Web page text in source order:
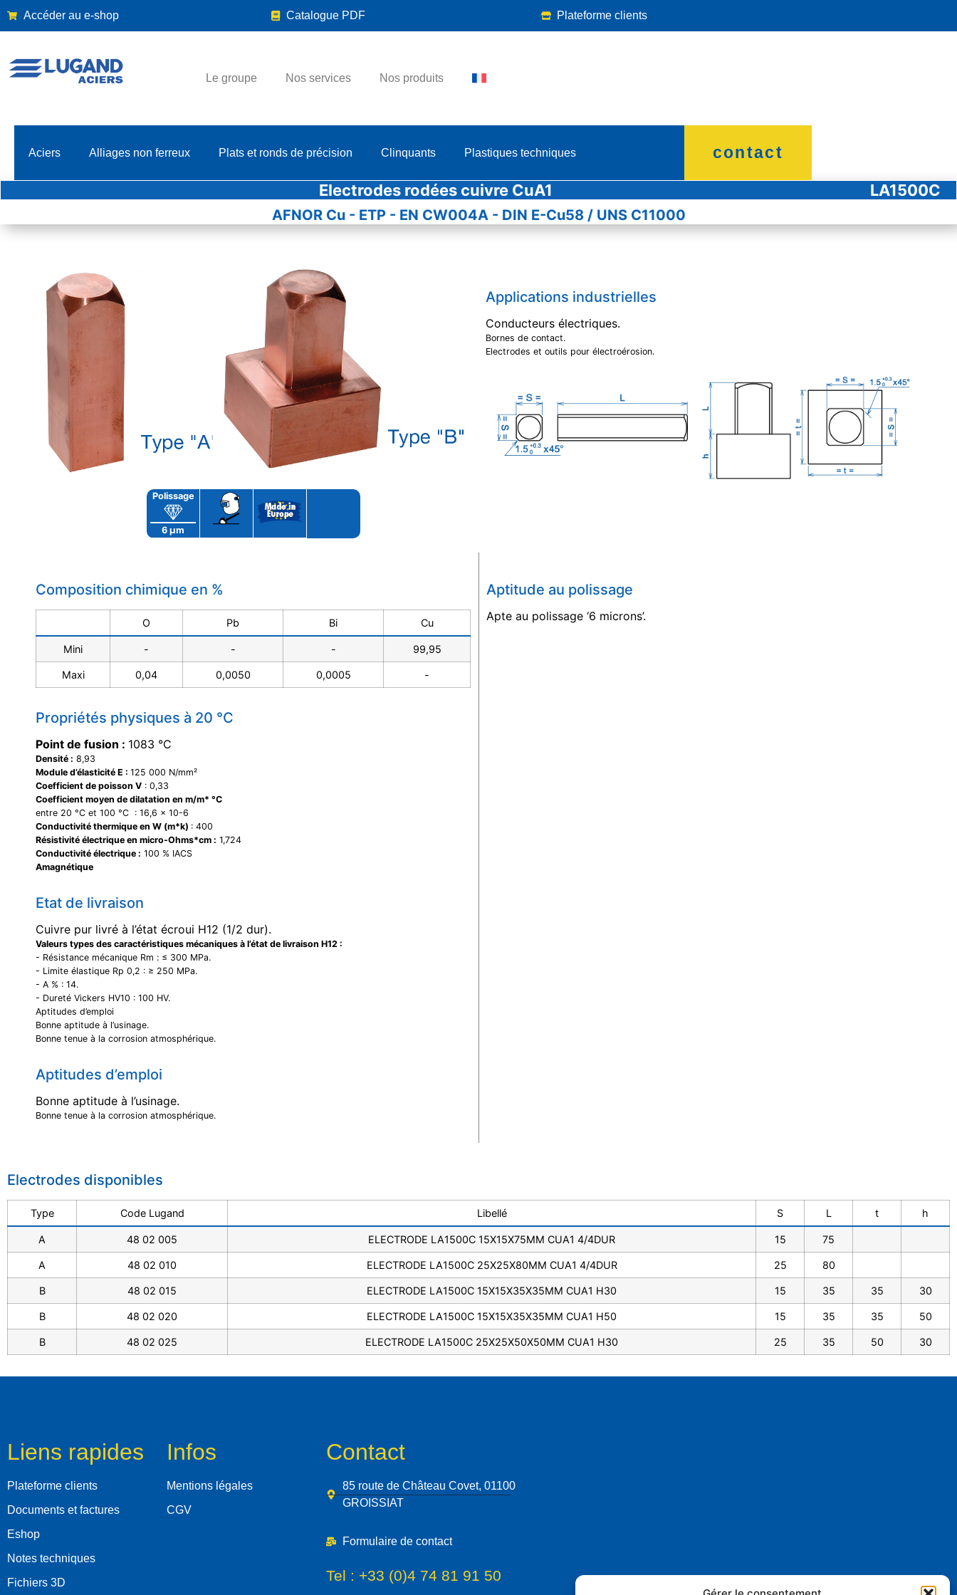
Accéder au e-shop Catalogue PDF Plateforme clients
Le groupe Nos services Nos produits
Aciers Alliages non ferreux Plats et ronds de précision Clinquants Plastiques techniques contact
Electrodes rodées cuivre CuA1 LA1500C
AFNOR Cu - ETP - EN CW004A - DIN E-Cu58 / UNS C11000
6 μm
Applications industrielles
Conducteurs électriques.
Bornes de contact.
Electrodes et outils pour électroérosion.
Composition chimique en %
O Pb Bi Cu
Mini - - - 99,95
Maxi 0,04 0,0050 0,0005 -
Propriétés physiques à 20 °C
Point de fusion : 1083 °C
Densité : 8,93
Module d’élasticité E : 125 000 N/mm²
Coefficient de poisson V : 0,33
Coefficient moyen de dilatation en m/m* °C
entre 20 °C et 100 °C : 16,6 x 10-6
Conductivité thermique en W (m*k) : 400
Résistivité électrique en micro-Ohms*cm : 1,724
Conductivité électrique : 100 % IACS
Amagnétique
Etat de livraison
Cuivre pur livré à l’état écroui H12 (1/2 dur).
Valeurs types des caractéristiques mécaniques à l’état de livraison H12 :
- Résistance mécanique Rm : ≤ 300 MPa.
- Limite élastique Rp 0,2 : ≥ 250 MPa.
- A % : 14.
- Dureté Vickers HV10 : 100 HV.
Aptitudes d’emploi
Bonne aptitude à l’usinage.
Bonne tenue à la corrosion atmosphérique.
Aptitudes d’emploi
Bonne aptitude à l’usinage.
Bonne tenue à la corrosion atmosphérique.
Aptitude au polissage
Apte au polissage ‘6 microns’.
Electrodes disponibles
Type Code Lugand Libellé S L t h
A 48 02 005 ELECTRODE LA1500C 15X15X75MM CUA1 4/4DUR 15 75
A 48 02 010 ELECTRODE LA1500C 25X25X80MM CUA1 4/4DUR 25 80
B 48 02 015 ELECTRODE LA1500C 15X15X35X35MM CUA1 H30 15 35 35 30
B 48 02 020 ELECTRODE LA1500C 15X15X35X35MM CUA1 H50 15 35 35 50
B 48 02 025 ELECTRODE LA1500C 25X25X50X50MM CUA1 H30 25 35 50 30
Liens rapides
Plateforme clients
Documents et factures
Eshop
Notes techniques
Fichiers 3D
Infos
Mentions légales
CGV
Contact
85 route de Château Covet, 01100
GROISSIAT
Formulaire de contact
Tel : +33 (0)4 74 81 91 50